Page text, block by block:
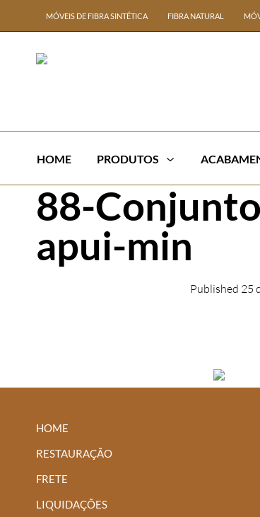
MÓVEIS DE FIBRA SINTÉTICA FIBRA NATURAL
HOME PRODUTOS
88-
apui-min
Published 25
HOME
RESTAURAÇÃO
FRETE
LIQUIDAÇÕES